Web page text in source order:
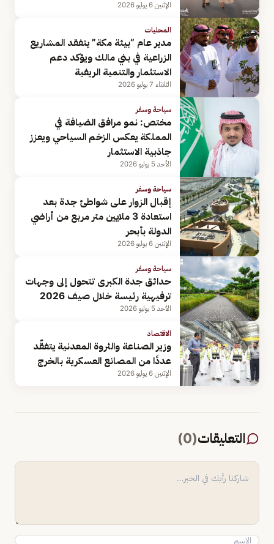
الإثنين 6 يوليو 2026
المحليات
مدير عام “بيئة مكة” يتفقد المشاريع
الزراعية في بني مالك ويؤكد دعم
الاستثمار والتنمية الريفية
الثلاثاء 7 يوليو 2026
سياحة وسفر
مختص: نمو مرافق الضيافة في
المملكة يعكس الزخم السياحي ويعزز
جاذبية الاستثمار
الأحد 5 يوليو 2026
سياحة وسفر
إقبال الزوار على شواطئ جدة بعد
استعادة 3 ملايين متر مربع من أراضي
الدولة بأبحر
الإثنين 6 يوليو 2026
سياحة وسفر
حدائق جدة الكبرى تتحول إلى وجهات
ترفيهية رئيسة خلال صيف 2026
الأحد 5 يوليو 2026
الاقتصاد
وزير الصناعة والثروة المعدنية يتفقّد
عددًا من المصانع العسكرية بالخرج
الإثنين 6 يوليو 2026
التعليقات(
0
)